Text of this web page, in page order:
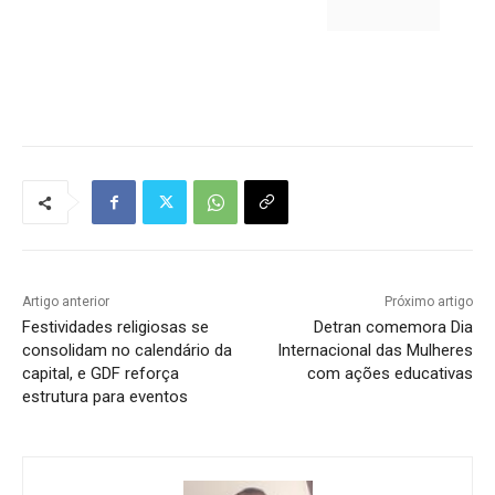
Artigo anterior
Festividades religiosas se
consolidam no calendário da
capital, e GDF reforça
estrutura para eventos
Próximo artigo
Detran comemora Dia
Internacional das Mulheres
com ações educativas